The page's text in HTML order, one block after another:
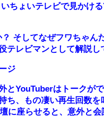
ちょいテレビで見かけ
そしてなぜフワちゃん
レビマンとして解説し
ジ
とYouTuberはトークが
ち、もの凄い再生回数
座らせると、意外と会